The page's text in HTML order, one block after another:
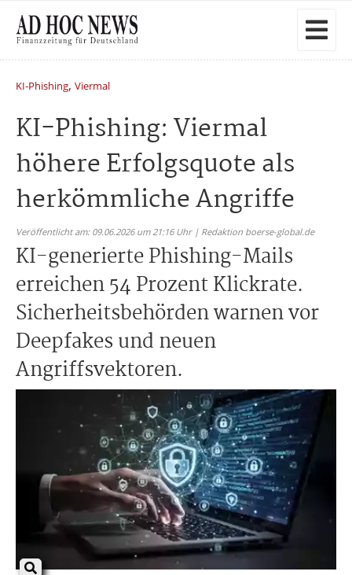
KI-Phishing, Viermal
KI-Phishing: Viermal
höhere Erfolgsquote als
herkömmliche Angriffe
Veröffentlicht am: 09.06.2026 um 21:16 Uhr | Redaktion boerse-global.de
KI-generierte Phishing-Mails
erreichen 54 Prozent Klickrate.
Sicherheitsbehörden warnen vor
Deepfakes und neuen
Angriffsvektoren.